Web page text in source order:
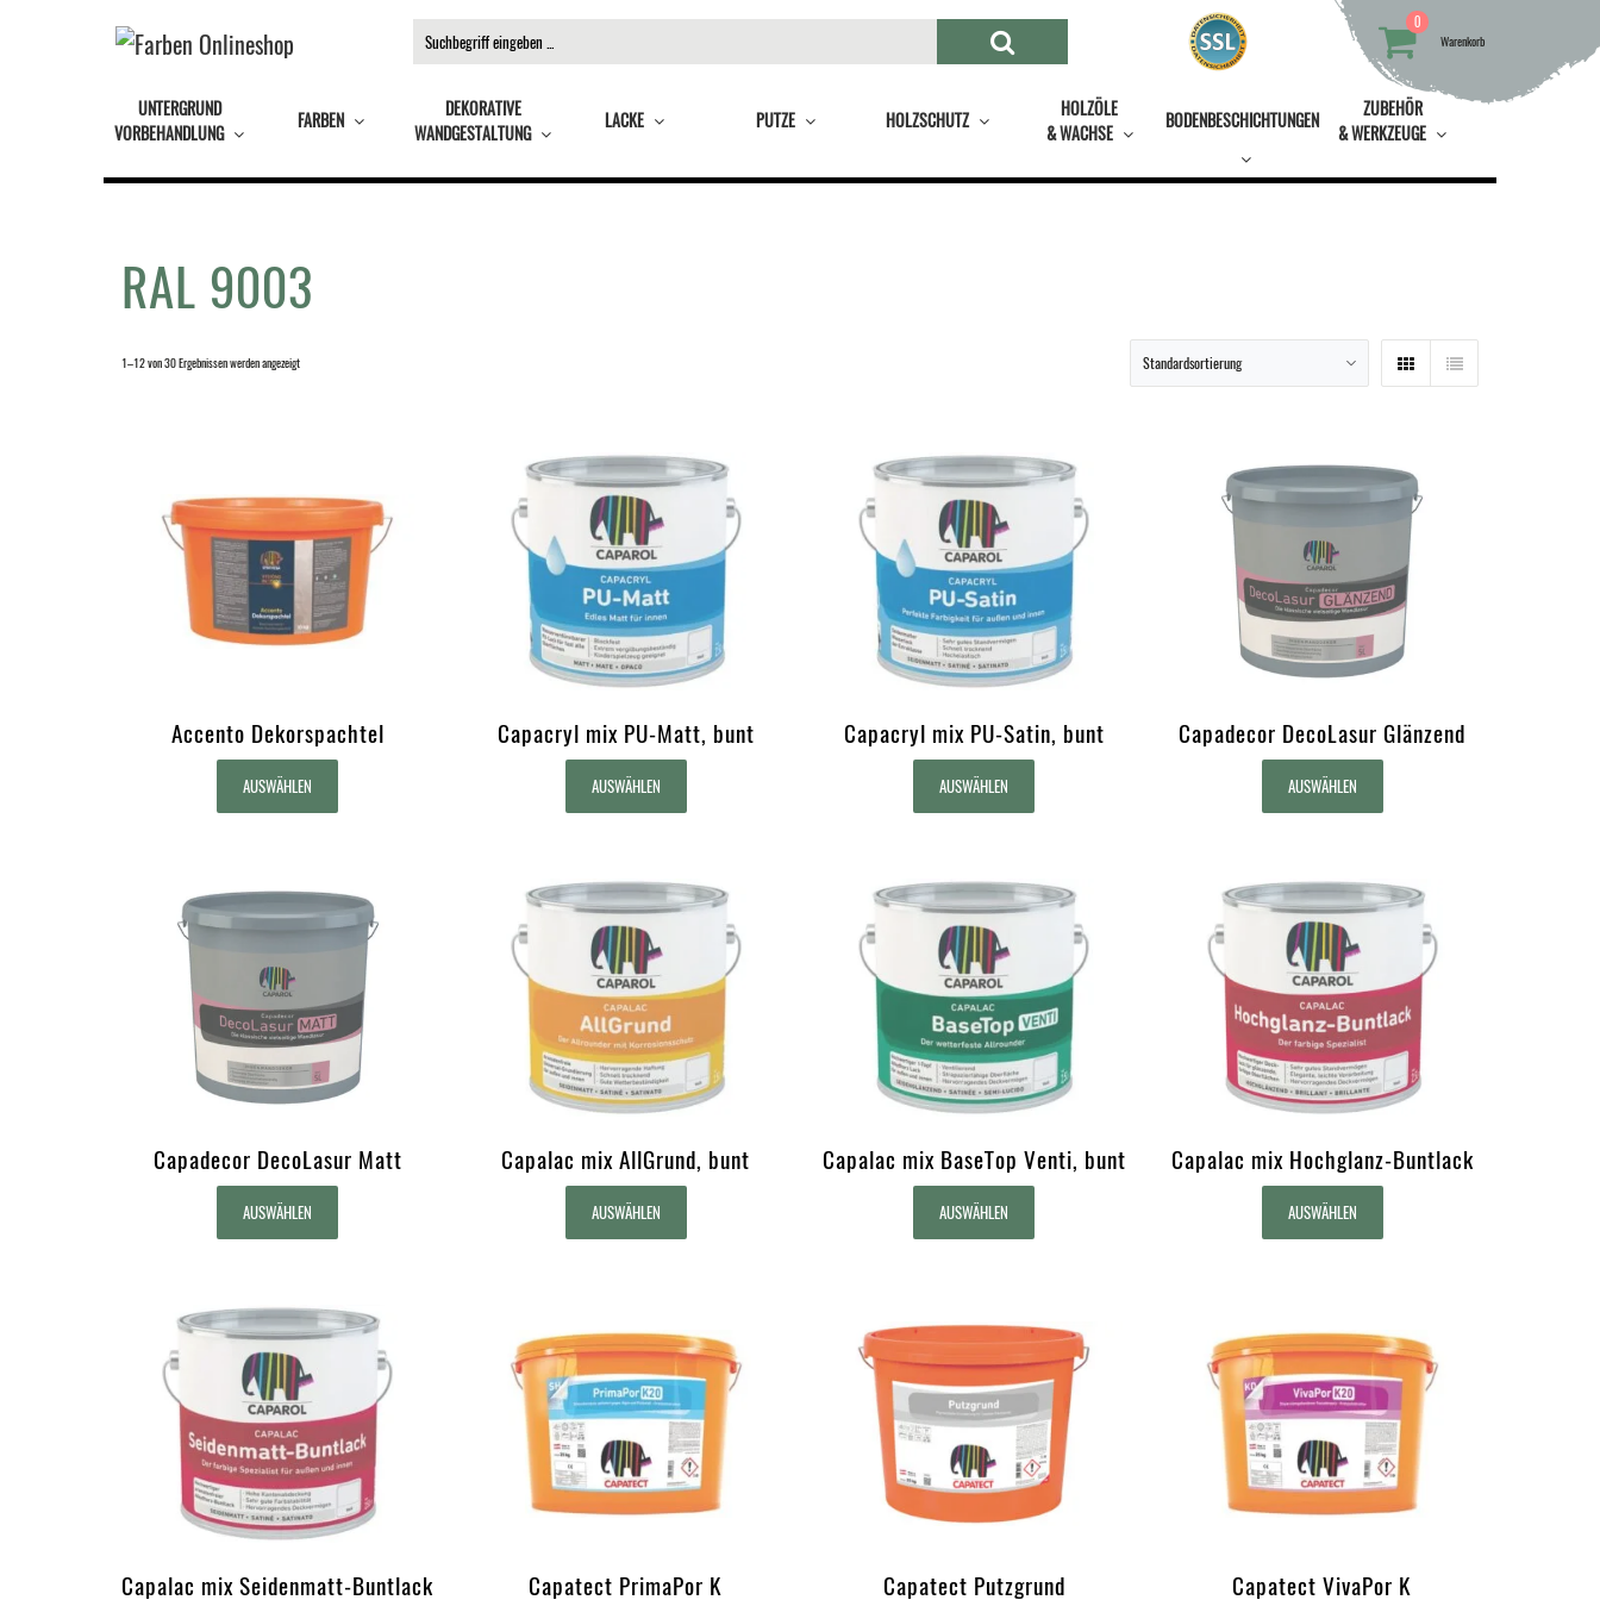
0
Warenkorb
UNTERGRUND
VORBEHANDLUNG
FARBEN
DEKORATIVE
WANDGESTALTUNG
LACKE PUTZE HOLZSCHUTZ
HOLZÖLE
& WACHSE
BODENBESCHICHTUNGEN
ZUBEHÖR
& WERKZEUGE
RAL 9003
1–12 von 30 Ergebnissen werden angezeigt
Accento Dekorspachtel
AUSWÄHLEN
Capacryl mix PU-Matt, bunt
AUSWÄHLEN
Capacryl mix PU-Satin, bunt
AUSWÄHLEN
Capadecor DecoLasur Glänzend
AUSWÄHLEN
Capadecor DecoLasur Matt
AUSWÄHLEN
Capalac mix AllGrund, bunt
AUSWÄHLEN
Capalac mix BaseTop Venti, bunt
AUSWÄHLEN
Capalac mix Hochglanz-Buntlack
AUSWÄHLEN
Capalac mix Seidenmatt-Buntlack Capatect PrimaPor K Capatect Putzgrund Capatect VivaPor K